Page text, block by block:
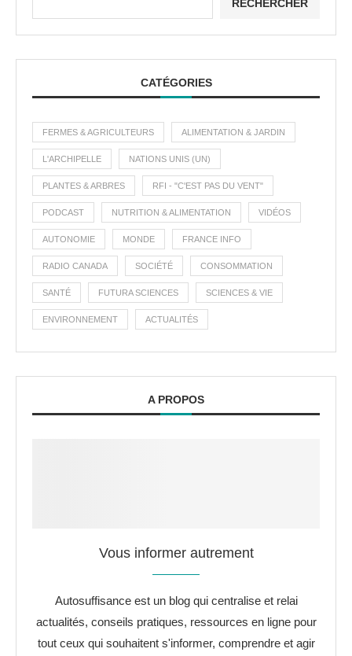
RECHERCHER
CATÉGORIES
FERMES & AGRICULTEURS ALIMENTATION & JARDIN
L'ARCHIPELLE NATIONS UNIS (UN)
PLANTES & ARBRES RFI - "C'EST PAS DU VENT"
PODCAST NUTRITION & ALIMENTATION VIDÉOS
AUTONOMIE MONDE FRANCE INFO
RADIO CANADA SOCIÉTÉ CONSOMMATION
SANTÉ FUTURA SCIENCES SCIENCES & VIE
ENVIRONNEMENT ACTUALITÉS
A PROPOS
Vous informer autrement
Autosuffisance est un blog qui centralise et relai
actualités, conseils pratiques, ressources en ligne pour
tout ceux qui souhaitent s'informer, comprendre et agir